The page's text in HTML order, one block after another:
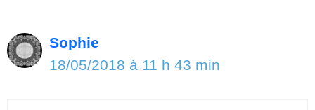
Sophie
18/05/2018 à 11 h 43 min